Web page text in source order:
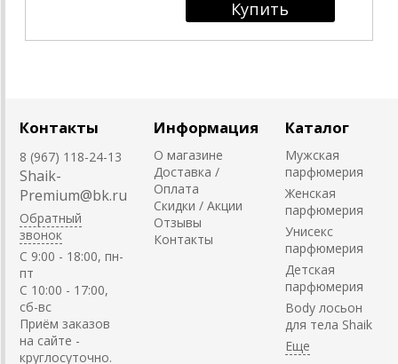
Контакты
8 (967) 118-24-13
Shaik-
Premium@bk.ru
Обратный
звонок
C 9:00 - 18:00, пн-
пт
С 10:00 - 17:00,
сб-вс
Приём заказов
на сайте -
круглосуточно.
Информация
О магазине
Доставка /
Оплата
Скидки / Акции
Отзывы
Контакты
Каталог
Мужская
парфюмерия
Женская
парфюмерия
Унисекс
парфюмерия
Детская
парфюмерия
Body лосьон
для тела Shaik